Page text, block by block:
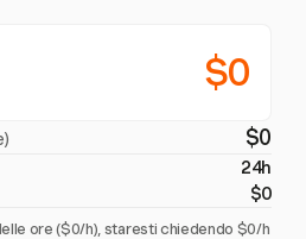
$0
$0
24h
$0
ore ($0/h), staresti chiedendo $0/h